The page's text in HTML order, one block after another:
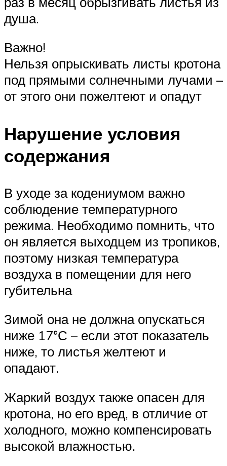
душа.
Важно!
Нельзя опрыскивать листы кротона
под прямыми солнечными лучами –
от этого они пожелтеют и опадут
Нарушение условия
содержания
В уходе за кодениумом важно
соблюдение температурного
режима. Необходимо помнить, что
он является выходцем из тропиков,
поэтому низкая температура
воздуха в помещении для него
губительна
Зимой она не должна опускаться
ниже 17°С – если этот показатель
ниже, то листья желтеют и
опадают.
Жаркий воздух также опасен для
кротона, но его вред, в отличие от
холодного, можно компенсировать
высокой влажностью.